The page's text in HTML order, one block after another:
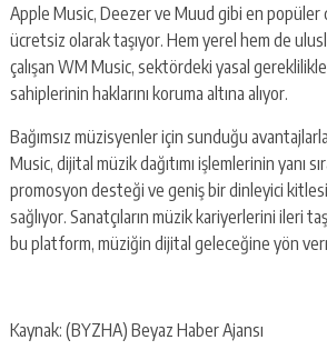
Apple Music, Deezer ve Muud gibi en
ücretsiz olarak taşıyor. Hem yerel hem de
çalışan WM Music, sektördeki yasal
sahiplerinin haklarını koruma altına alıyor.
Bağımsız müzisyenler için sunduğu
Music, dijital müzik dağıtımı işlemlerinin yanı
promosyon desteği ve geniş bir dinleyici
sağlıyor. Sanatçıların müzik kariyerlerini ileri
bu platform, müziğin dijital geleceğine yön
Kaynak: (BYZHA) Beyaz Haber Ajansı